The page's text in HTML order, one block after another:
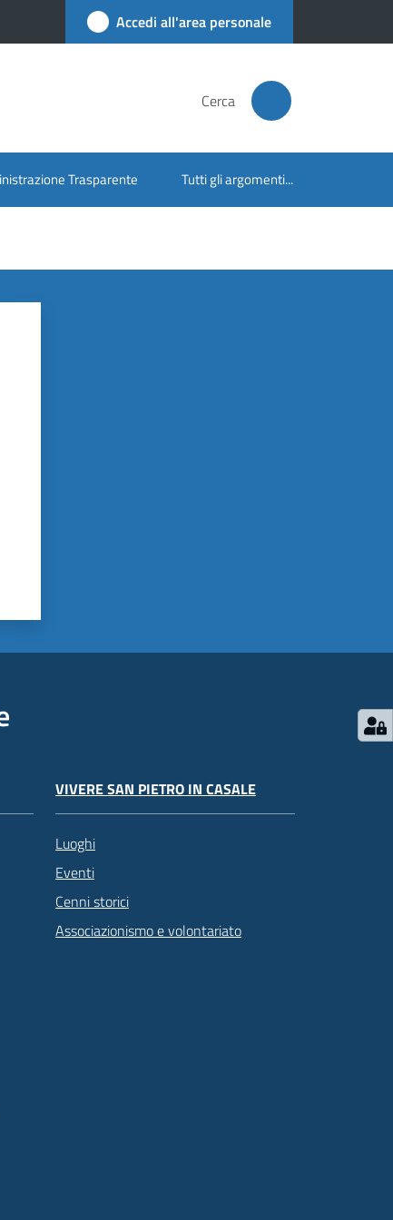
Accedi all'area personale
Cerca
Trasparente Tutti gli argomenti...
VIVERE SAN PIETRO IN CASALE
Luoghi
Eventi
Cenni storici
Associazionismo e volontariato